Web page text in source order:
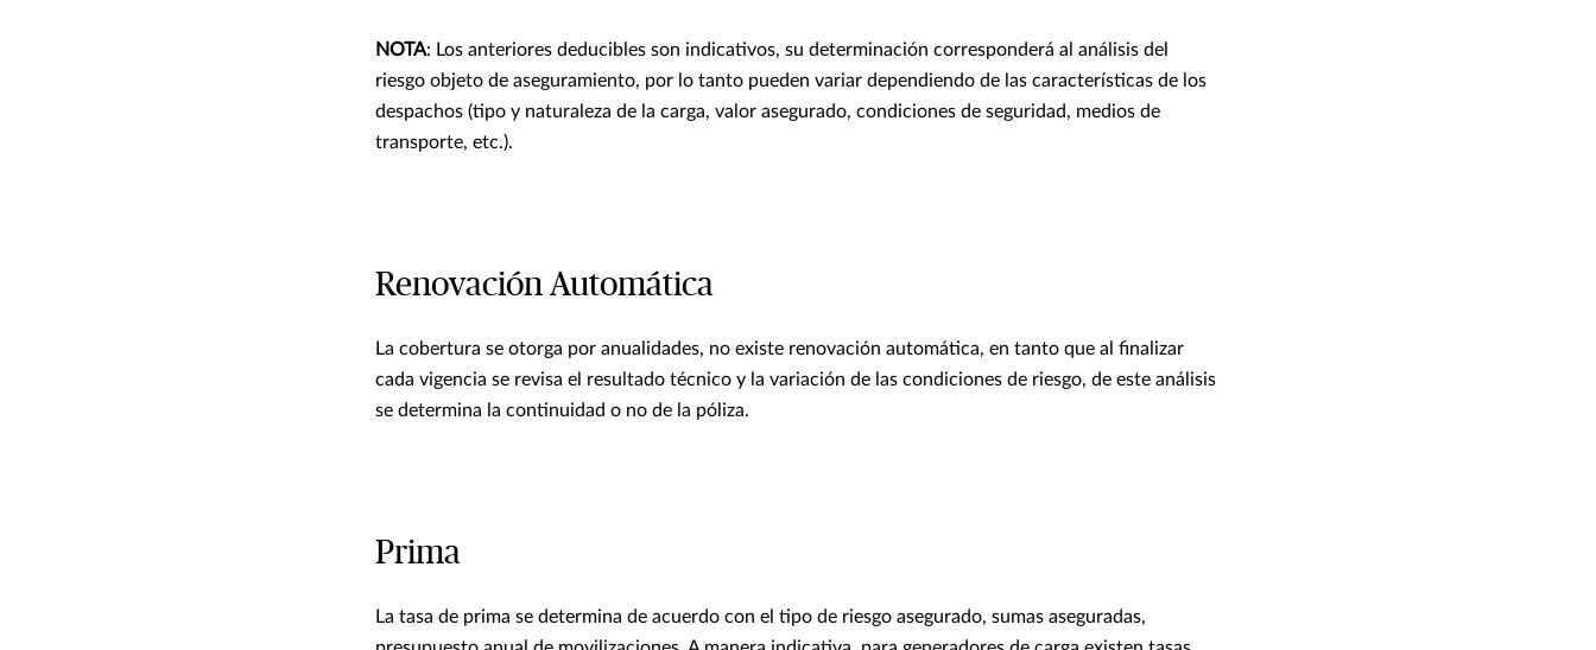
NOTA: Los anteriores deducibles son indicativos, su determinación corresponderá al análisis del
riesgo objeto de aseguramiento, por lo tanto pueden variar dependiendo de las características de los
despachos (tipo y naturaleza de la carga, valor asegurado, condiciones de seguridad, medios de
transporte, etc.).
Renovación Automática
La cobertura se otorga por anualidades, no existe renovación automática, en tanto que al finalizar
cada vigencia se revisa el resultado técnico y la variación de las condiciones de riesgo, de este análisis
se determina la continuidad o no de la póliza.
Prima
La tasa de prima se determina de acuerdo con el tipo de riesgo asegurado, sumas aseguradas,